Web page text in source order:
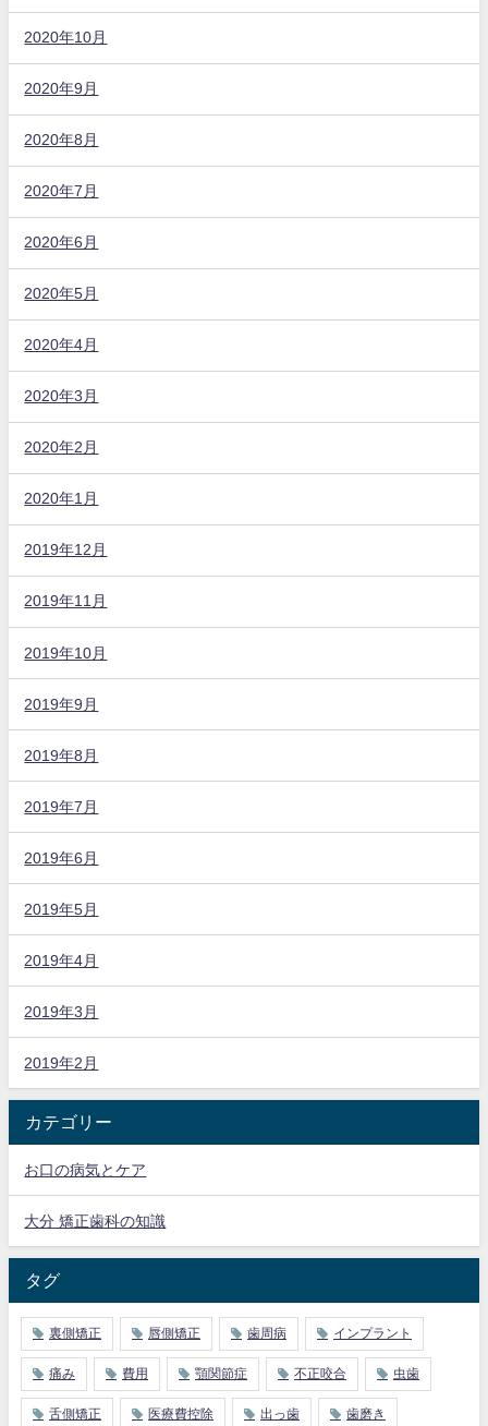
2020年10月
2020年9月
2020年8月
2020年7月
2020年6月
2020年5月
2020年4月
2020年3月
2020年2月
2020年1月
2019年12月
2019年11月
2019年10月
2019年9月
2019年8月
2019年7月
2019年6月
2019年5月
2019年4月
2019年3月
2019年2月
カテゴリー
お口の病気とケア
大分 矯正歯科の知識
タグ
裏側矯正 唇側矯正 歯周病 インプラント
痛み 費用 顎関節症 不正咬合 虫歯
舌側矯正 医療費控除 出っ歯 歯磨き